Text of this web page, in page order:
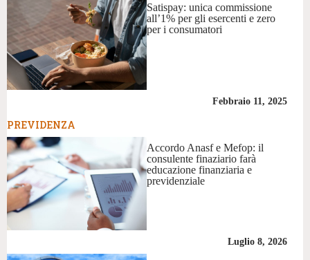
Satispay: unica commissione
all’1% per gli esercenti e zero
per i consumatori
Febbraio 11, 2025
PREVIDENZA
Accordo Anasf e Mefop: il
consulente finaziario farà
educazione finanziaria e
previdenziale
Luglio 8, 2026